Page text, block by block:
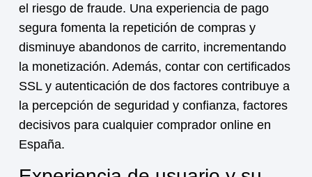
el riesgo de fraude. Una experiencia de pago
segura fomenta la repetición de compras y
disminuye abandonos de carrito, incrementando
la monetización. Además, contar con certificados
SSL y autenticación de dos factores contribuye a
la percepción de seguridad y confianza, factores
decisivos para cualquier comprador online en
España.